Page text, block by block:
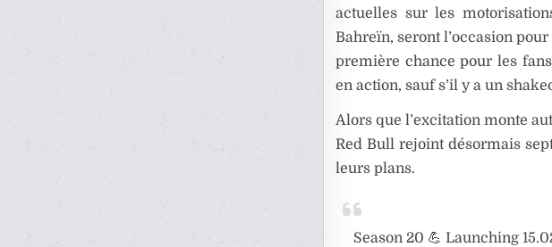
actuelles sur les
Bahreïn, seront l’occasion
première chance pour les
en action, sauf s’il y a un
Alors que l’excitation monte
Red Bull rejoint désormais
leurs plans.
Season 20 💪 Launching